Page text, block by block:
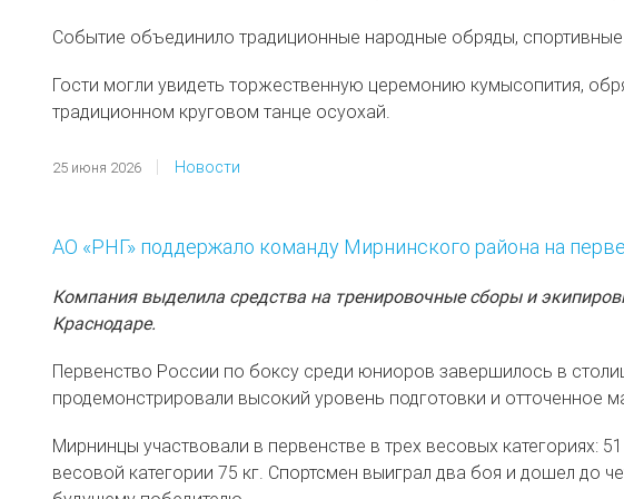
Событие объединило традиционные народные обряды, спортивные
Гости могли увидеть торжественную церемонию кумысопития,
традиционном круговом танце осуохай.
25 июня 2026 Новости
АО «РНГ» поддержало команду Мирнинского района на
Компания выделила средства на тренировочные сборы и
Краснодаре.
Первенство России по боксу среди юниоров завершилось в
продемонстрировали высокий уровень подготовки и отточенное
Мирнинцы участвовали в первенстве в трех весовых категориях:
весовой категории 75 кг. Спортсмен выиграл два боя и дошел до